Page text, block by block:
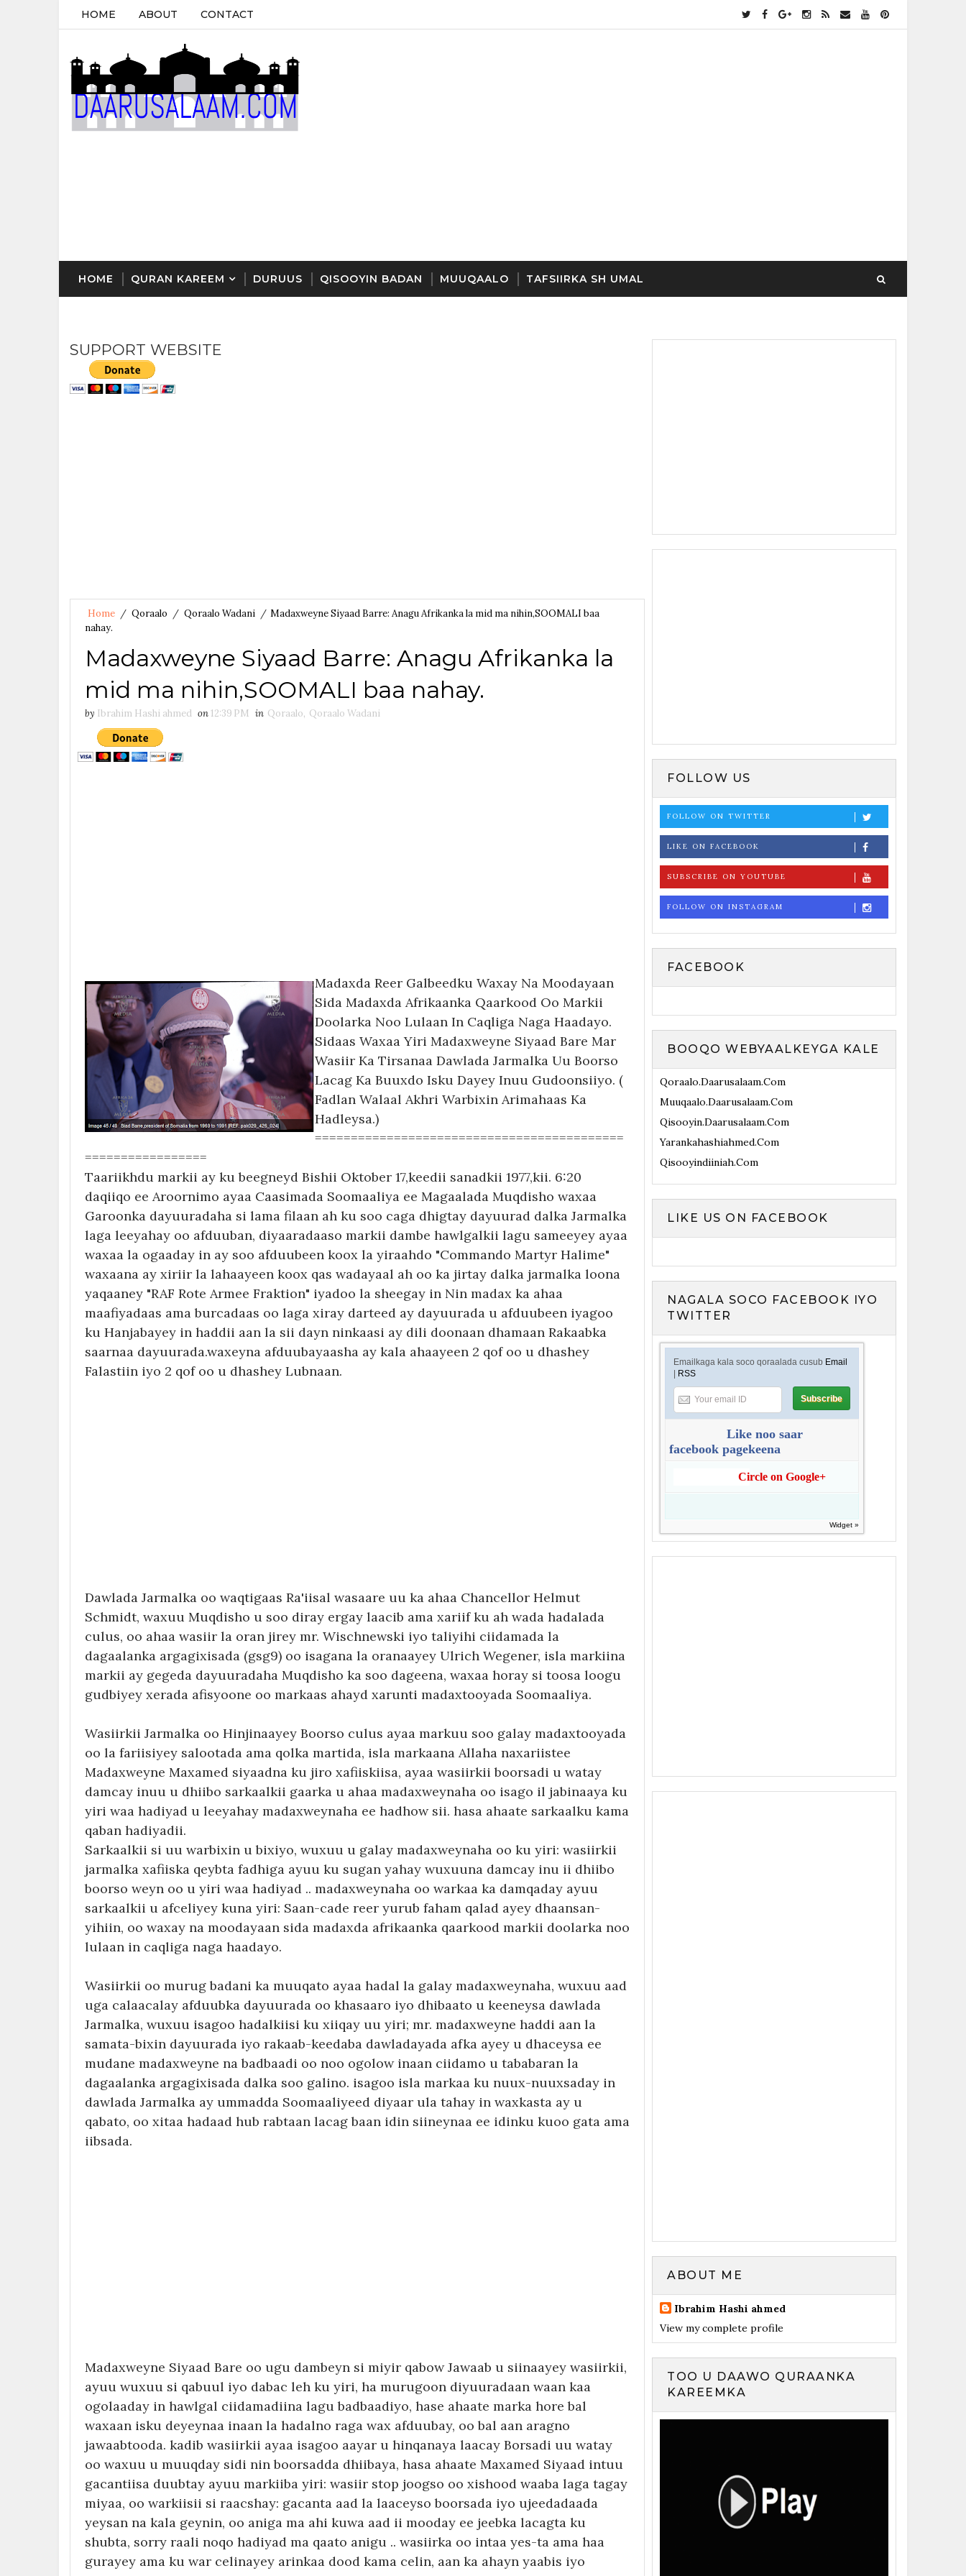
HOME ABOUT CONTACT
HOME QURAN KAREEM DURUUS QISOOYIN BADAN MUUQAALO TAFSIIRKA SH UMAL
SUPPORT WEBSITE
Home / Qoraalo / Qoraalo Wadani / Madaxweyne Siyaad Barre: Anagu Afrikanka la mid ma nihin,SOOMALI baa
nahay.
Madaxweyne Siyaad Barre: Anagu Afrikanka la
mid ma nihin,SOOMALI baa nahay.
by Ibrahim Hashi ahmed on 12:39 PM in Qoraalo, Qoraalo Wadani
Madaxda Reer Galbeedku Waxay Na Moodayaan
Sida Madaxda Afrikaanka Qaarkood Oo Markii
Doolarka Noo Lulaan In Caqliga Naga Haadayo.
Sidaas Waxaa Yiri Madaxweyne Siyaad Bare Mar
Wasiir Ka Tirsanaa Dawlada Jarmalka Uu Boorso
Lacag Ka Buuxdo Isku Dayey Inuu Gudoonsiiyo. (
Fadlan Walaal Akhri Warbixin Arimahaas Ka
Hadleysa.)
===========================================
=================
Taariikhdu markii ay ku beegneyd Bishii Oktober 17,keedii sanadkii 1977,kii. 6:20
daqiiqo ee Aroornimo ayaa Caasimada Soomaaliya ee Magaalada Muqdisho waxaa
Garoonka dayuuradaha si lama filaan ah ku soo caga dhigtay dayuurad dalka Jarmalka
laga leeyahay oo afduuban, diyaaradaaso markii dambe hawlgalkii lagu sameeyey ayaa
waxaa la ogaaday in ay soo afduubeen koox la yiraahdo "Commando Martyr Halime"
waxaana ay xiriir la lahaayeen koox qas wadayaal ah oo ka jirtay dalka jarmalka loona
yaqaaney "RAF Rote Armee Fraktion" iyadoo la sheegay in Nin madax ka ahaa
maafiyadaas ama burcadaas oo laga xiray darteed ay dayuurada u afduubeen iyagoo
ku Hanjabayey in haddii aan la sii dayn ninkaasi ay dili doonaan dhamaan Rakaabka
saarnaa dayuurada.waxeyna afduubayaasha ay kala ahaayeen 2 qof oo u dhashey
Falastiin iyo 2 qof oo u dhashey Lubnaan.
Dawlada Jarmalka oo waqtigaas Ra'iisal wasaare uu ka ahaa Chancellor Helmut
Schmidt, waxuu Muqdisho u soo diray ergay laacib ama xariif ku ah wada hadalada
culus, oo ahaa wasiir la oran jirey mr. Wischnewski iyo taliyihi ciidamada la
dagaalanka argagixisada (gsg9) oo isagana la oranaayey Ulrich Wegener, isla markiina
markii ay gegeda dayuuradaha Muqdisho ka soo dageena, waxaa horay si toosa loogu
gudbiyey xerada afisyoone oo markaas ahayd xarunti madaxtooyada Soomaaliya.
Wasiirkii Jarmalka oo Hinjinaayey Boorso culus ayaa markuu soo galay madaxtooyada
oo la fariisiyey salootada ama qolka martida, isla markaana Allaha naxariistee
Madaxweyne Maxamed siyaadna ku jiro xafiiskiisa, ayaa wasiirkii boorsadi u watay
damcay inuu u dhiibo sarkaalkii gaarka u ahaa madaxweynaha oo isago il jabinaaya ku
yiri waa hadiyad u leeyahay madaxweynaha ee hadhow sii. hasa ahaate sarkaalku kama
qaban hadiyadii.
Sarkaalkii si uu warbixin u bixiyo, wuxuu u galay madaxweynaha oo ku yiri: wasiirkii
jarmalka xafiiska qeybta fadhiga ayuu ku sugan yahay wuxuuna damcay inu ii dhiibo
boorso weyn oo u yiri waa hadiyad .. madaxweynaha oo warkaa ka damqaday ayuu
sarkaalkii u afceliyey kuna yiri: Saan-cade reer yurub faham qalad ayey dhaansan-
yihiin, oo waxay na moodayaan sida madaxda afrikaanka qaarkood markii doolarka noo
lulaan in caqliga naga haadayo.
Wasiirkii oo murug badani ka muuqato ayaa hadal la galay madaxweynaha, wuxuu aad
uga calaacalay afduubka dayuurada oo khasaaro iyo dhibaato u keeneysa dawlada
Jarmalka, wuxuu isagoo hadalkiisi ku xiiqay uu yiri; mr. madaxweyne haddi aan la
samata-bixin dayuurada iyo rakaab-keedaba dawladayada afka ayey u dhaceysa ee
mudane madaxweyne na badbaadi oo noo ogolow inaan ciidamo u tababaran la
dagaalanka argagixisada dalka soo galino. isagoo isla markaa ku nuux-nuuxsaday in
dawlada Jarmalka ay ummadda Soomaaliyeed diyaar ula tahay in waxkasta ay u
qabato, oo xitaa hadaad hub rabtaan lacag baan idin siineynaa ee idinku kuoo gata ama
iibsada.
Madaxweyne Siyaad Bare oo ugu dambeyn si miyir qabow Jawaab u siinaayey wasiirkii,
ayuu wuxuu si qabuul iyo dabac leh ku yiri, ha murugoon diyuuradaan waan kaa
ogolaaday in hawlgal ciidamadiina lagu badbaadiyo, hase ahaate marka hore bal
waxaan isku deyeynaa inaan la hadalno raga wax afduubay, oo bal aan aragno
jawaabtooda. kadib wasiirkii ayaa isagoo aayar u hinqanaya laacay Borsadi uu watay
oo waxuu u muuqday sidi nin boorsadda dhiibaya, hasa ahaate Maxamed Siyaad intuu
gacantiisa duubtay ayuu markiiba yiri: wasiir stop joogso oo xishood waaba laga tagay
miyaa, oo warkiisii si raacshay: gacanta aad la laaceyso boorsada iyo ujeedadaada
yeysan na kala geynin, oo aniga ma ahi kuwa aad ii mooday ee jeebka lacagta ku
shubta, sorry raali noqo hadiyad ma qaato anigu .. wasiirka oo intaa yes-ta ama haa
gurayey ama ku war celinayey arinkaa dood kama celin, aan ka ahayn yaabis iyo
FOLLOW US
FOLLOW ON TWITTER
LIKE ON FACEBOOK
SUBSCRIBE ON YOUTUBE
FOLLOW ON INSTAGRAM
FACEBOOK
BOOQO WEBYAALKEYGA KALE
Qoraalo.daarusalaam.com
Muuqaalo.daarusalaam.com
Qisooyin.daarusalaam.com
Yarankahashiahmed.com
Qisooyindiiniah.com
LIKE US ON FACEBOOK
NAGALA SOCO FACEBOOK IYO
TWITTER
Emailkaga kala soco qoraalada cusub Email
RSS
Like noo saar
facebook pagekeena
Circle on Google+
Widget »
ABOUT ME
Ibrahim Hashi ahmed
View my complete profile
TOO U DAAWO QURAANKA
KAREEMKA